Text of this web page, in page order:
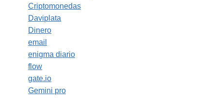
Criptomonedas
Daviplata
Dinero
email
enigma diario
flow
gate.io
Gemini pro